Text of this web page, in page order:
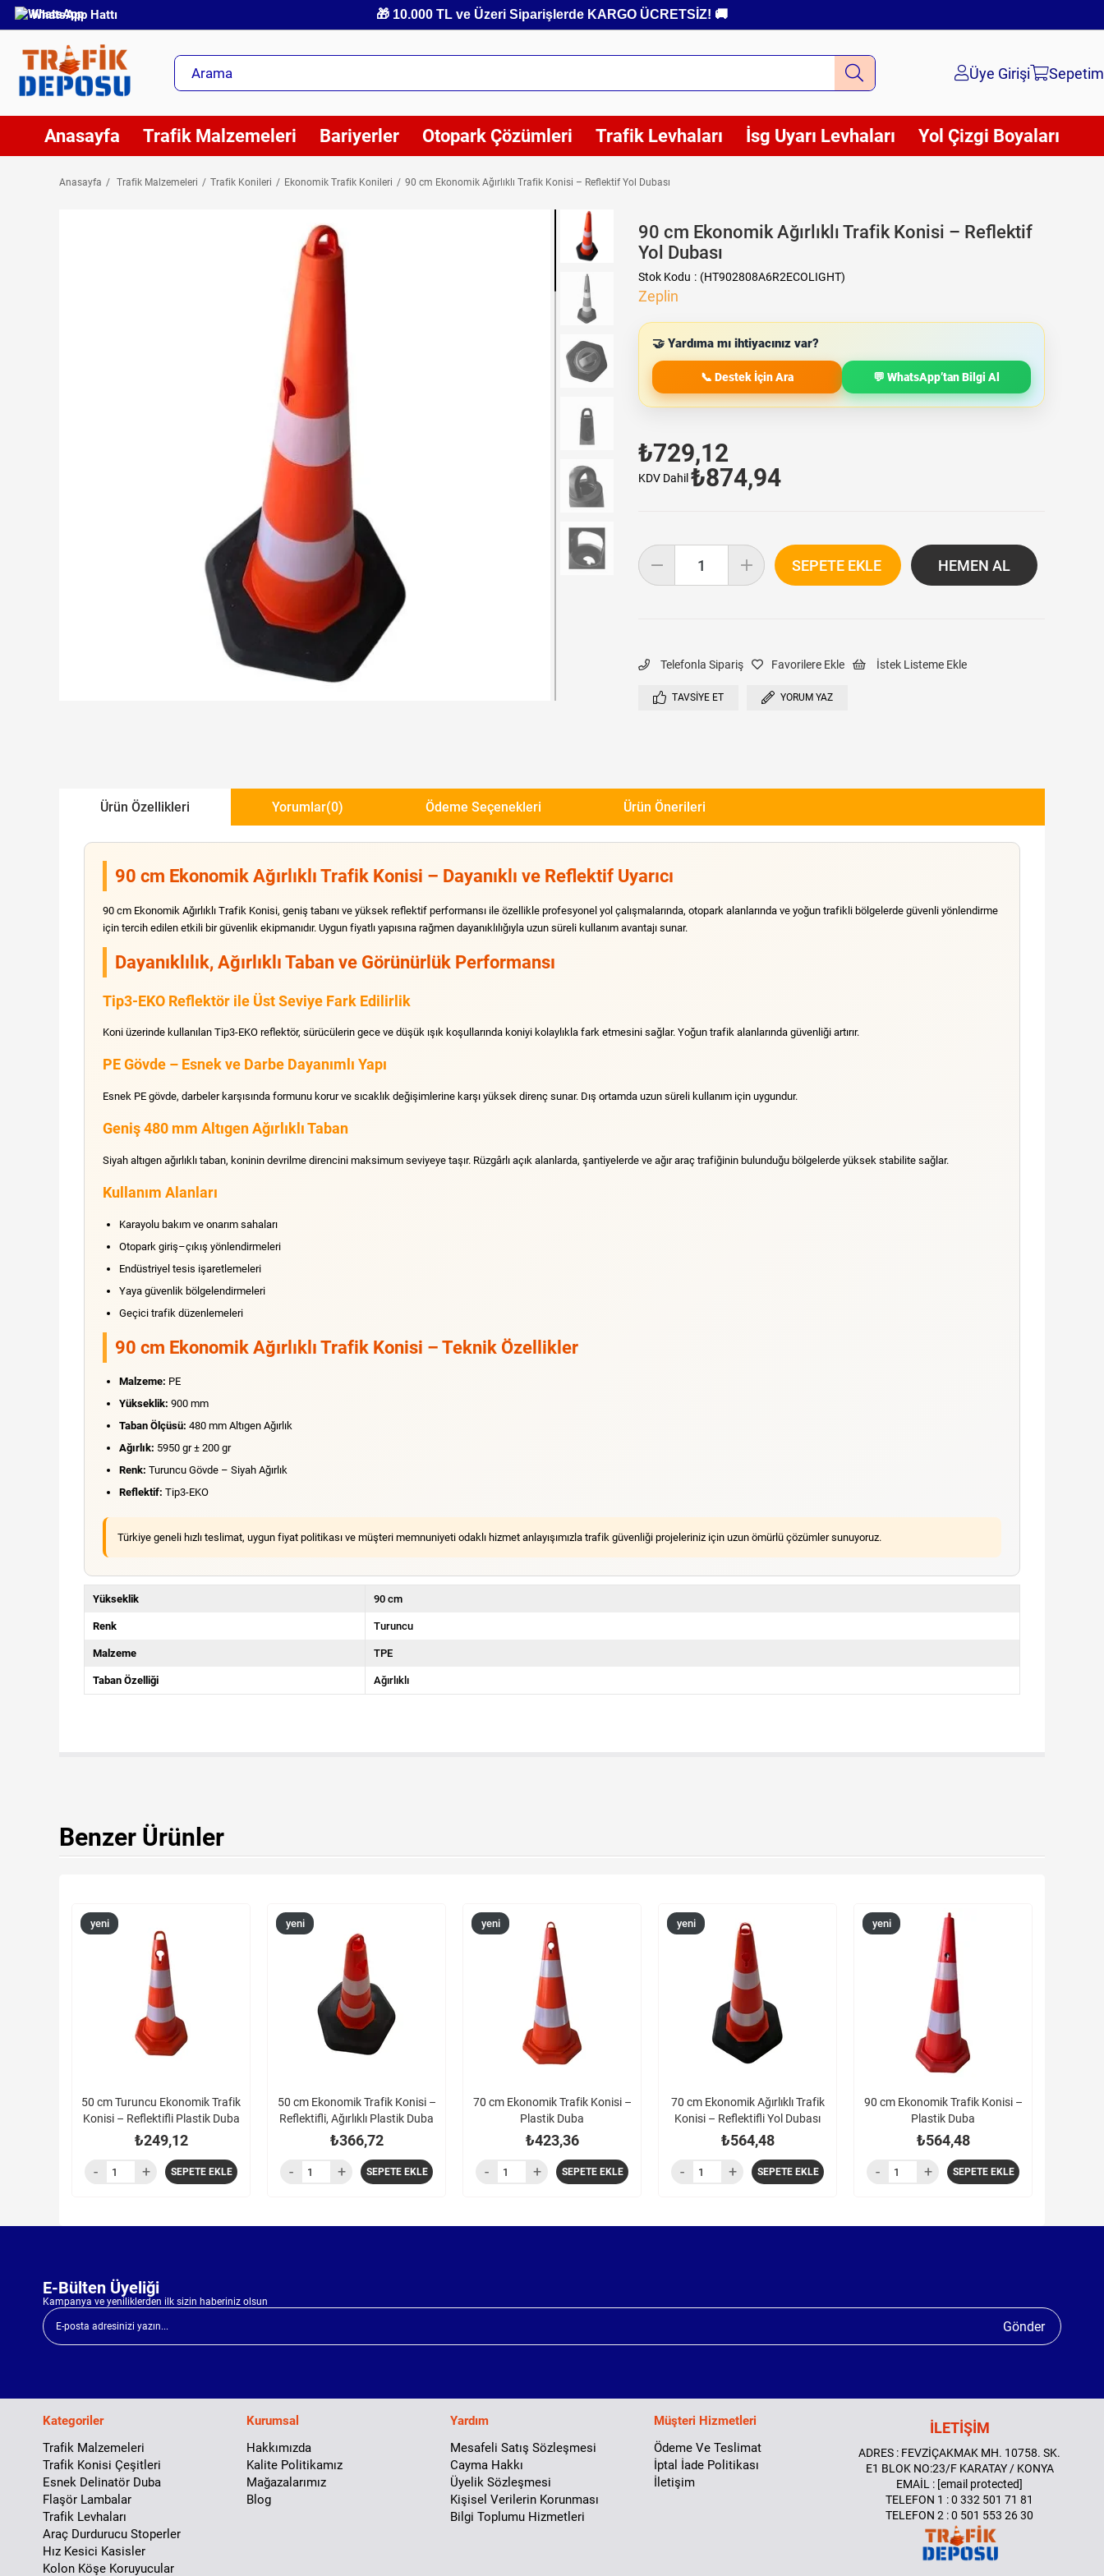
WhatsApp Hattı 🎁 10.000 TL ve Üzeri Siparişlerde KARGO ÜCRETSİZ! 🚚
Üye Girişi Sepetim
Anasayfa Trafik Malzemeleri Bariyerler Otopark Çözümleri Trafik Levhaları İsg Uyarı Levhaları Yol Çizgi Boyaları
Anasayfa Trafik Malzemeleri Trafik Konileri Ekonomik Trafik Konileri 90 cm Ekonomik Ağırlıklı Trafik Konisi – Reflektif Yol Dubası
90 cm Ekonomik Ağırlıklı Trafik Konisi – Reflektif
Yol Dubası
Stok Kodu (HT902808A6R2ECOLIGHT)
Zeplin
🤝 Yardıma mı ihtiyacınız var?
📞 Destek İçin Ara 💬 WhatsApp’tan Bilgi Al
₺729,12
KDV Dahil ₺874,94
Telefonla Sipariş Favorilere Ekle İstek Listeme Ekle
TAVSIYE ET YORUM YAZ
Ürün Özellikleri Yorumlar(0) Ödeme Seçenekleri Ürün Önerileri
90 cm Ekonomik Ağırlıklı Trafik Konisi – Dayanıklı ve Reflektif Uyarıcı
90 cm Ekonomik Ağırlıklı Trafik Konisi, geniş tabanı ve yüksek reflektif performansı ile özellikle profesyonel yol çalışmalarında, otopark alanlarında ve yoğun trafikli bölgelerde güvenli yönlendirme
için tercih edilen etkili bir güvenlik ekipmanıdır. Uygun fiyatlı yapısına rağmen dayanıklılığıyla uzun süreli kullanım avantajı sunar.
Dayanıklılık, Ağırlıklı Taban ve Görünürlük Performansı
Tip3-EKO Reflektör ile Üst Seviye Fark Edilirlik
Koni üzerinde kullanılan Tip3-EKO reflektör, sürücülerin gece ve düşük ışık koşullarında koniyi kolaylıkla fark etmesini sağlar. Yoğun trafik alanlarında güvenliği artırır.
PE Gövde – Esnek ve Darbe Dayanımlı Yapı
Esnek PE gövde, darbeler karşısında formunu korur ve sıcaklık değişimlerine karşı yüksek direnç sunar. Dış ortamda uzun süreli kullanım için uygundur.
Geniş 480 mm Altıgen Ağırlıklı Taban
Siyah altıgen ağırlıklı taban, koninin devrilme direncini maksimum seviyeye taşır. Rüzgârlı açık alanlarda, şantiyelerde ve ağır araç trafiğinin bulunduğu bölgelerde yüksek stabilite sağlar.
Kullanım Alanları
Karayolu bakım ve onarım sahaları
Otopark giriş–çıkış yönlendirmeleri
Endüstriyel tesis işaretlemeleri
Yaya güvenlik bölgelendirmeleri
Geçici trafik düzenlemeleri
90 cm Ekonomik Ağırlıklı Trafik Konisi – Teknik Özellikler
Malzeme: PE
Yükseklik: 900 mm
Taban Ölçüsü: 480 mm Altıgen Ağırlık
Ağırlık: 5950 gr ± 200 gr
Renk: Turuncu Gövde – Siyah Ağırlık
Reflektif: Tip3-EKO
Türkiye geneli hızlı teslimat, uygun fiyat politikası ve müşteri memnuniyeti odaklı hizmet anlayışımızla trafik güvenliği projeleriniz için uzun ömürlü çözümler sunuyoruz.
Yükseklik 90 cm
Renk Turuncu
Malzeme TPE
Taban Özelliği Ağırlıklı
Benzer Ürünler
50 cm Turuncu Ekonomik Trafik
Konisi – Reflektifli Plastik Duba
₺249,12
yeni
SEPETE EKLE
50 cm Ekonomik Trafik Konisi –
Reflektifli, Ağırlıklı Plastik Duba
₺366,72
yeni
SEPETE EKLE
70 cm Ekonomik Trafik Konisi –
Plastik Duba
₺423,36
yeni
SEPETE EKLE
70 cm Ekonomik Ağırlıklı Trafik
Konisi – Reflektifli Yol Dubası
₺564,48
yeni
SEPETE EKLE
90 cm Ekonomik Trafik Konisi –
Plastik Duba
₺564,48
yeni
SEPETE EKLE
E-Bülten Üyeliği
Kampanya ve yeniliklerden ilk sizin haberiniz olsun
Gönder
Kategoriler
Trafik Malzemeleri
Trafik Konisi Çeşitleri
Esnek Delinatör Duba
Flaşör Lambalar
Trafik Levhaları
Araç Durdurucu Stoperler
Hız Kesici Kasisler
Kolon Köşe Koruyucular
Kurumsal
Hakkımızda
Kalite Politikamız
Mağazalarımız
Blog
Yardım
Mesafeli Satış Sözleşmesi
Cayma Hakkı
Üyelik Sözleşmesi
Kişisel Verilerin Korunması
Bilgi Toplumu Hizmetleri
Müşteri Hizmetleri
Ödeme Ve Teslimat
İptal İade Politikası
İletişim
İLETİŞİM
ADRES : FEVZİÇAKMAK MH. 10758. SK.
E1 BLOK NO:23/F KARATAY / KONYA
EMAİL : [email protected]
TELEFON 1 : 0 332 501 71 81
TELEFON 2 : 0 501 553 26 30